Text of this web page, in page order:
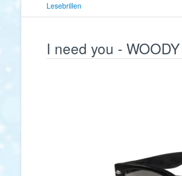
Lesebrillen
I need you -